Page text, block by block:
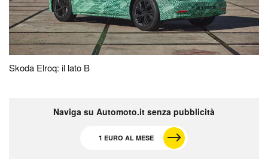
Skoda Elroq: il lato B
Naviga su Automoto.it senza pubblicità
1 EURO AL MESE